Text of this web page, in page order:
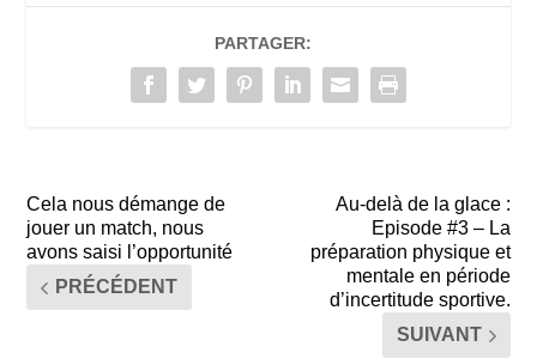
PARTAGER:
Cela nous démange de
jouer un match, nous
avons saisi l’opportunité
PRÉCÉDENT
Au-delà de la glace :
Episode #3 – La
préparation physique et
mentale en période
d’incertitude sportive.
SUIVANT